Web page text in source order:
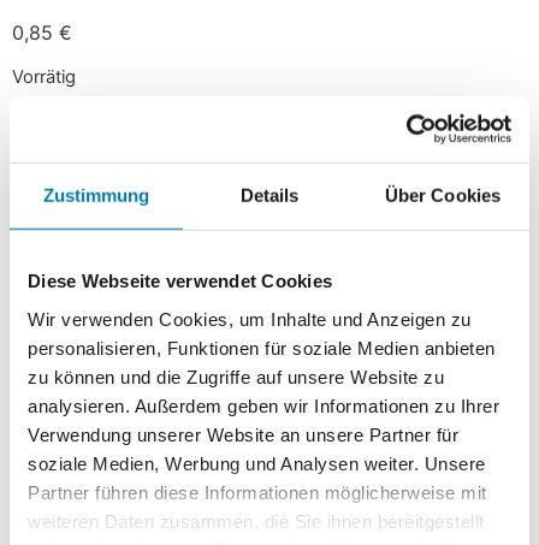
Zustimmung Details Über Cookies
Diese Webseite verwendet Cookies
Wir verwenden Cookies, um Inhalte und Anzeigen zu
personalisieren, Funktionen für soziale Medien anbieten
zu können und die Zugriffe auf unsere Website zu
analysieren. Außerdem geben wir Informationen zu Ihrer
Verwendung unserer Website an unsere Partner für
soziale Medien, Werbung und Analysen weiter. Unsere
Partner führen diese Informationen möglicherweise mit
weiteren Daten zusammen, die Sie ihnen bereitgestellt
0,85 €
Vorrätig
Beschreibung
Beschreibung
Bereits zum 4. Mal zieren ausgewählte Motive des
beliebten Fotowettbewerbs „Blende“ die Marken der
Nordkurier Logistik Brief + Paket, für den
deutschlandweiten Versand.
Das Motto „Frosch- und Vogelperspektive“ wurde von
den Fotografen kreativ umgesetzt. Außergewöhnliche
Ansichten und tierische Motive finden sich auf den vier